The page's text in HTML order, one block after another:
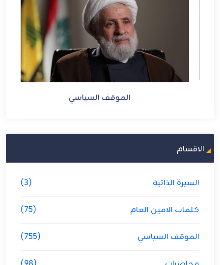
الموقف السياسي
الاقسام
السيرة الذاتية (3)
كلمات الامين العام (75)
الموقف السياسي (755)